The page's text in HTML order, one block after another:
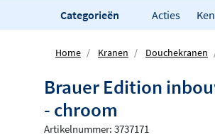
Categorieën Acties
Home Kranen Douchekranen
Brauer Edition
- chroom
Artikelnummer: 3737171